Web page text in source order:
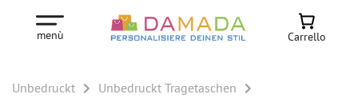
menù Carrello
Unbedruckt
Unbedruckt Tragetaschen